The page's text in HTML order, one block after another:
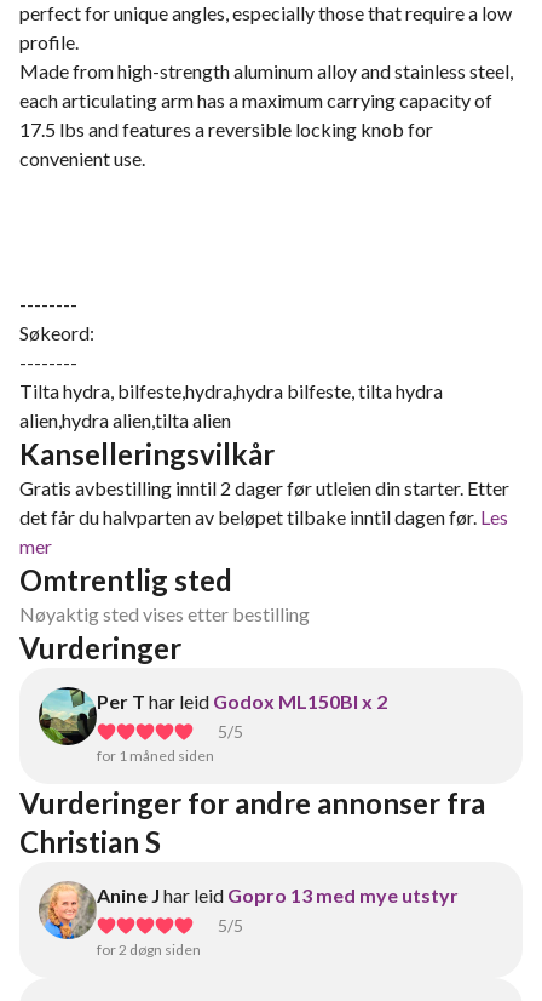
perfect for unique angles, especially those that require a low
profile.
Made from high-strength aluminum alloy and stainless steel,
each articulating arm has a maximum carrying capacity of
17.5 lbs and features a reversible locking knob for
convenient use.
--------
Søkeord:
--------
Tilta hydra, bilfeste,hydra,hydra bilfeste, tilta hydra
alien,hydra alien,tilta alien
Kanselleringsvilkår
Gratis avbestilling inntil 2 dager før utleien din starter. Etter
det får du halvparten av beløpet tilbake inntil dagen før. Les
mer
Omtrentlig sted
Nøyaktig sted vises etter bestilling
Vurderinger
Per T har leid Godox ML150BI x 2
5/5
for 1 måned siden
Vurderinger for andre annonser fra
Christian S
Anine J har leid Gopro 13 med mye utstyr
5/5
for 2 døgn siden